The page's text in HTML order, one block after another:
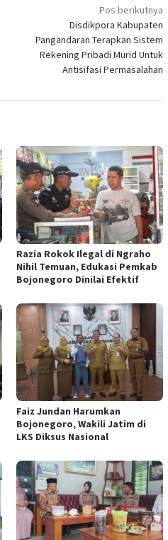
Pos berikutnya
Disdikpora Kabupaten
Pangandaran Terapkan Sistem
Rekening Pribadi Murid Untuk
Antisifasi Permasalahan
Razia Rokok Ilegal di Ngraho
Nihil Temuan, Edukasi Pemkab
Bojonegoro Dinilai Efektif
Faiz Jundan Harumkan
Bojonegoro, Wakili Jatim di
LKS Diksus Nasional